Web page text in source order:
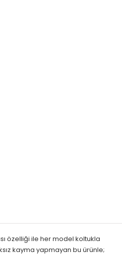
özelliği ile her model koltukla
kayma yapmayan bu ürünle;